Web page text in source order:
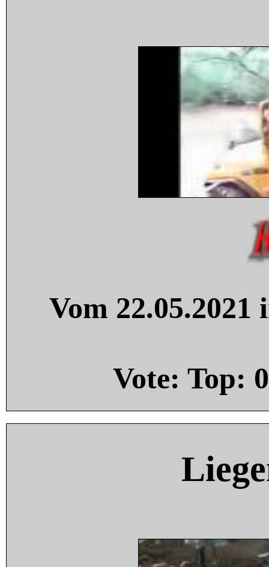
Vom
Vote: Top: 0